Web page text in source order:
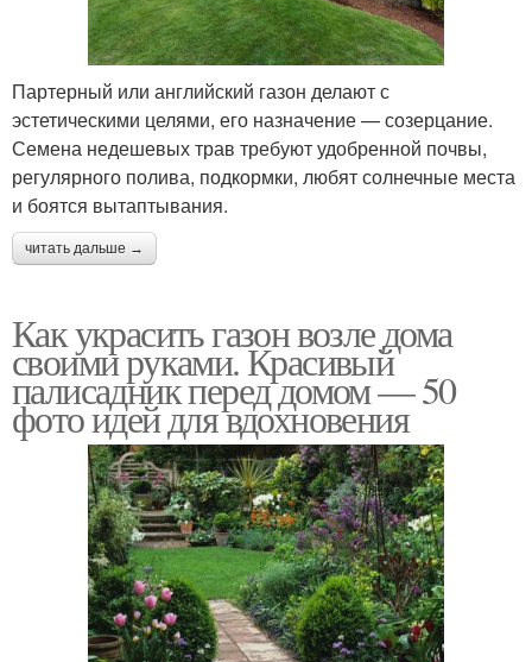
Партерный или английский газон делают с
эстетическими целями, его назначение — созерцание.
Семена недешевых трав требуют удобренной почвы,
регулярного полива, подкормки, любят солнечные места
и боятся вытаптывания.
читать дальше →
Как украсить газон возле дома
своими руками. Красивый
палисадник перед домом — 50
фото идей для вдохновения